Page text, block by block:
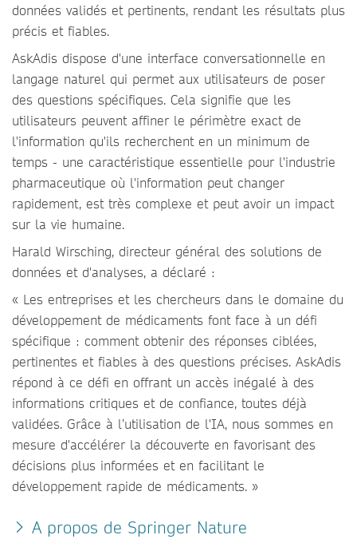
données validés et pertinents, rendant les résultats plus
précis et fiables.
AskAdis dispose d'une interface conversationnelle en
langage naturel qui permet aux utilisateurs de poser
des questions spécifiques. Cela signifie que les
utilisateurs peuvent affiner le périmètre exact de
l'information qu'ils recherchent en un minimum de
temps - une caractéristique essentielle pour l'industrie
pharmaceutique où l'information peut changer
rapidement, est très complexe et peut avoir un impact
sur la vie humaine.
Harald Wirsching, directeur général des solutions de
données et d'analyses, a déclaré :
« Les entreprises et les chercheurs dans le domaine du
développement de médicaments font face à un défi
spécifique : comment obtenir des réponses ciblées,
pertinentes et fiables à des questions précises. AskAdis
répond à ce défi en offrant un accès inégalé à des
informations critiques et de confiance, toutes déjà
validées. Grâce à l’utilisation de l'IA, nous sommes en
mesure d'accélérer la découverte en favorisant des
décisions plus informées et en facilitant le
développement rapide de médicaments. »
A propos de Springer Nature